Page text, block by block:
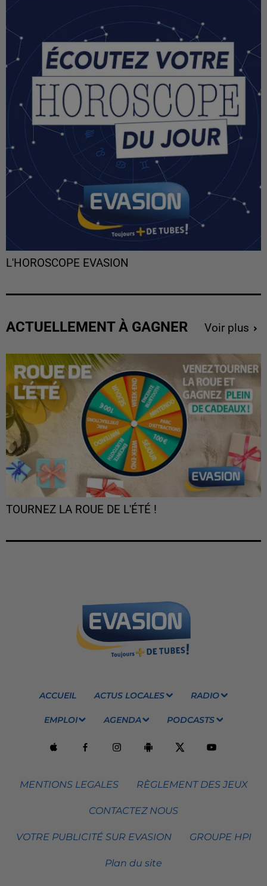
L'HOROSCOPE EVASION
ACTUELLEMENT À GAGNER Voir plus
TOURNEZ LA ROUE DE L'ÉTÉ !
ACCUEIL ACTUS LOCALES RADIO
EMPLOI AGENDA PODCASTS
MENTIONS LEGALES RÈGLEMENT DES JEUX
CONTACTEZ NOUS
VOTRE PUBLICITÉ SUR EVASION GROUPE HPI
Plan du site